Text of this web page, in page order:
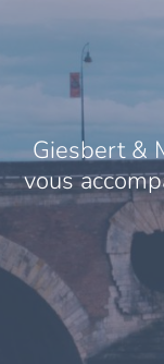
Giesbert &
vous